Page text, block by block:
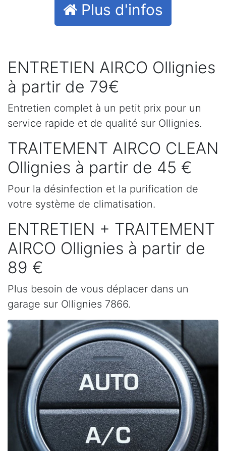
Plus d'infos
ENTRETIEN AIRCO Ollignies
à partir de 79€
Entretien complet à un petit prix pour un
service rapide et de qualité sur Ollignies.
TRAITEMENT AIRCO CLEAN
Ollignies à partir de 45 €
Pour la désinfection et la purification de
votre système de climatisation.
ENTRETIEN + TRAITEMENT
AIRCO Ollignies à partir de
89 €
Plus besoin de vous déplacer dans un
garage sur Ollignies 7866.